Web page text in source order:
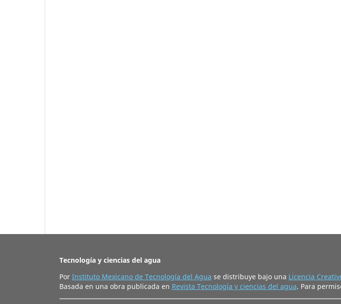
Tecnología y ciencias del agua
Por Instituto Mexicano de Tecnología del Agua se distribuye bajo una Licencia
Basada en una obra publicada en Revista Tecnología y ciencias del agua. Para